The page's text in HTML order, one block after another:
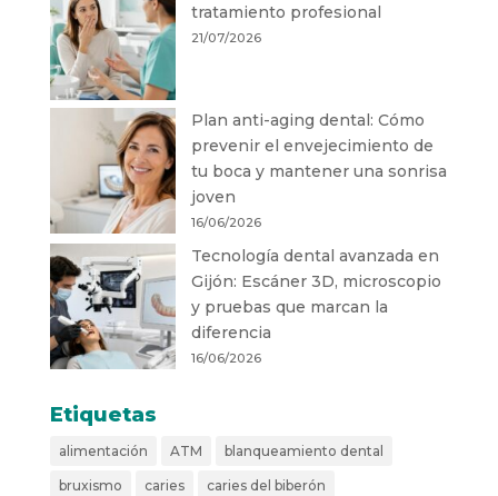
tratamiento profesional
21/07/2026
Plan anti-aging dental: Cómo
prevenir el envejecimiento de
tu boca y mantener una sonrisa
joven
16/06/2026
Tecnología dental avanzada en
Gijón: Escáner 3D, microscopio
y pruebas que marcan la
diferencia
16/06/2026
Etiquetas
alimentación ATM blanqueamiento dental
bruxismo caries caries del biberón